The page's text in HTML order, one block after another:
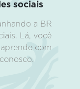
sociais
a BR
Lá, você
com